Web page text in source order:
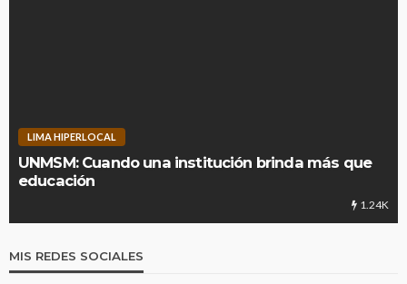
LIMA HIPERLOCAL
UNMSM: Cuando una institución brinda más que
educación
1.24K
MIS REDES SOCIALES